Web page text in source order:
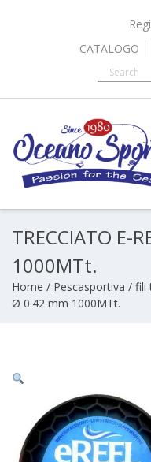
CATALOGO
TRECCIATO E-
1000MTt.
Home / Pescasportiva / fili
Ø 0.42 mm 1000MTt.